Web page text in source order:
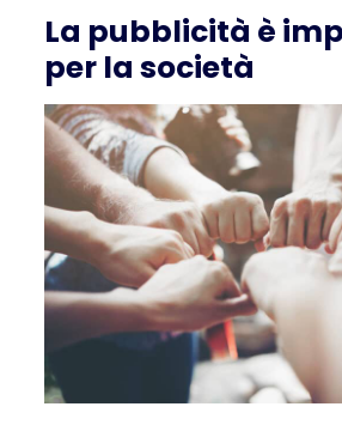
La pubblicità è
per la società